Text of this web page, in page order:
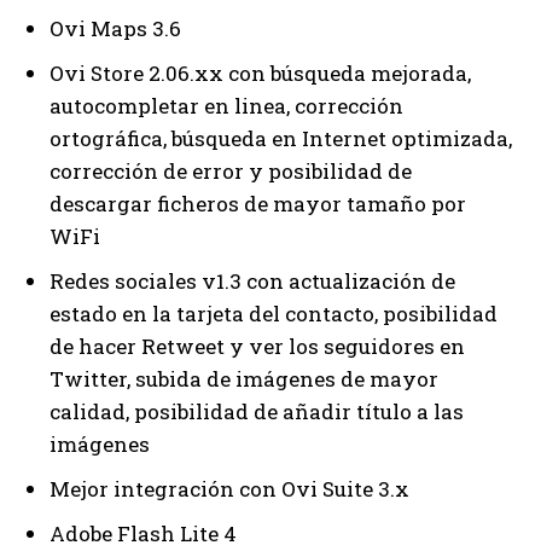
Ovi Maps 3.6
Ovi Store 2.06.xx con búsqueda mejorada,
autocompletar en linea, corrección
ortográfica, búsqueda en Internet optimizada,
corrección de error y posibilidad de
descargar ficheros de mayor tamaño por
WiFi
Redes sociales v1.3 con actualización de
estado en la tarjeta del contacto, posibilidad
de hacer Retweet y ver los seguidores en
Twitter, subida de imágenes de mayor
calidad, posibilidad de añadir título a las
imágenes
Mejor integración con Ovi Suite 3.x
Adobe Flash Lite 4